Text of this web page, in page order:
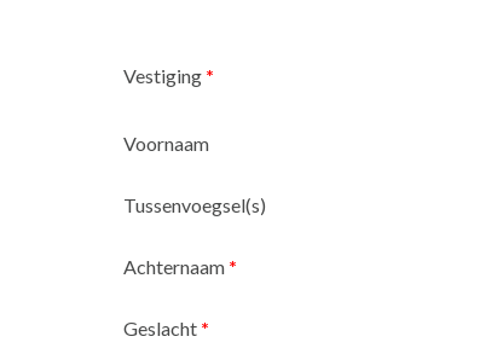
Vestiging *
Voornaam
Tussenvoegsel(s)
Achternaam *
Geslacht *